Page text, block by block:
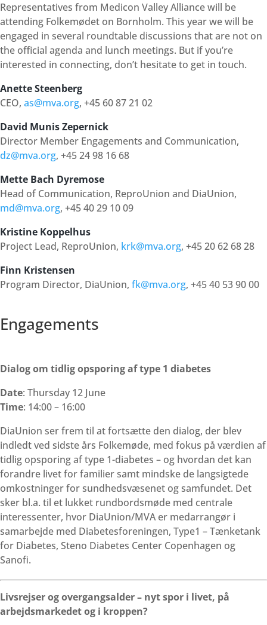
Representatives from Medicon Valley Alliance will be
attending Folkemødet on Bornholm. This year we will be
engaged in several roundtable discussions that are not on
the official agenda and lunch meetings. But if you’re
interested in connecting, don’t hesitate to get in touch.
Anette Steenberg
CEO, as@mva.org, +45 60 87 21 02
David Munis Zepernick
Director Member Engagements and Communication,
dz@mva.org, +45 24 98 16 68
Mette Bach Dyremose
Head of Communication, ReproUnion and DiaUnion,
md@mva.org, +45 40 29 10 09
Kristine Koppelhus
Project Lead, ReproUnion, krk@mva.org, +45 20 62 68 28
Finn Kristensen
Program Director, DiaUnion, fk@mva.org, +45 40 53 90 00
Engagements
Dialog om tidlig opsporing af type 1 diabetes
Date: Thursday 12 June
Time: 14:00 – 16:00
DiaUnion ser frem til at fortsætte den dialog, der blev
indledt ved sidste års Folkemøde, med fokus på værdien af
tidlig opsporing af type 1-diabetes – og hvordan det kan
forandre livet for familier samt mindske de langsigtede
omkostninger for sundhedsvæsenet og samfundet. Det
sker bl.a. til et lukket rundbordsmøde med centrale
interessenter, hvor DiaUnion/MVA er medarrangør i
samarbejde med Diabetesforeningen, Type1 – Tænketank
for Diabetes, Steno Diabetes Center Copenhagen og
Sanofi.
Livsrejser og overgangsalder – nyt spor i livet, på
arbejdsmarkedet og i kroppen?